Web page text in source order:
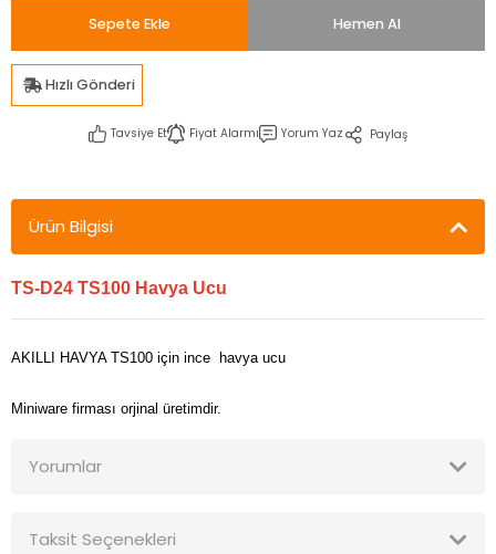
Sepete Ekle Hemen Al
Hızlı Gönderi
Tavsiye Et Fiyat Alarmı Yorum Yaz Paylaş
Ürün Bilgisi
TS-D24 TS100 Havya Ucu
AKILLI HAVYA TS100 için ince havya ucu
Miniware firması orjinal üretimdir.
Yorumlar
Taksit Seçenekleri